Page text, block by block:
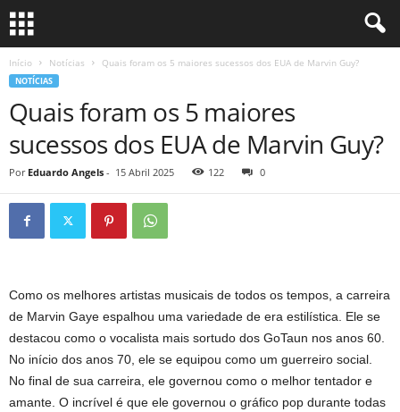
Início Notícias Quais foram os 5 maiores sucessos dos EUA de Marvin Guy?
NOTÍCIAS
Quais foram os 5 maiores
sucessos dos EUA de Marvin Guy?
Por Eduardo Angels - 15 Abril 2025 122 0
Como os melhores artistas musicais de todos os tempos, a carreira
de Marvin Gaye espalhou uma variedade de era estilística. Ele se
destacou como o vocalista mais sortudo dos GoTaun nos anos 60.
No início dos anos 70, ele se equipou como um guerreiro social.
No final de sua carreira, ele governou como o melhor tentador e
amante. O incrível é que ele governou o gráfico pop durante todas